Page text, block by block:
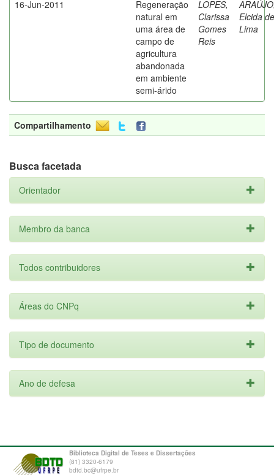
16-Jun-2011
Regeneração
natural em
uma área de
campo de
agricultura
abandonada
em ambiente
semi-árido
LOPES,
Clarissa
Gomes
Reis
Elcida de
Lima
Compartilhamento
Busca facetada
Orientador
Membro da banca
Todos contribuidores
Áreas do CNPq
Tipo de documento
Ano de defesa
Biblioteca Digital de Teses e Dissertações
(81) 3320-6179
bdtd.bc@ufrpe.br